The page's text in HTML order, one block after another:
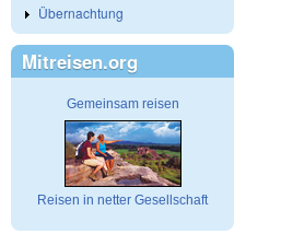
Übernachtung
Mitreisen.org
Gemeinsam reisen
Reisen in netter Gesellschaft